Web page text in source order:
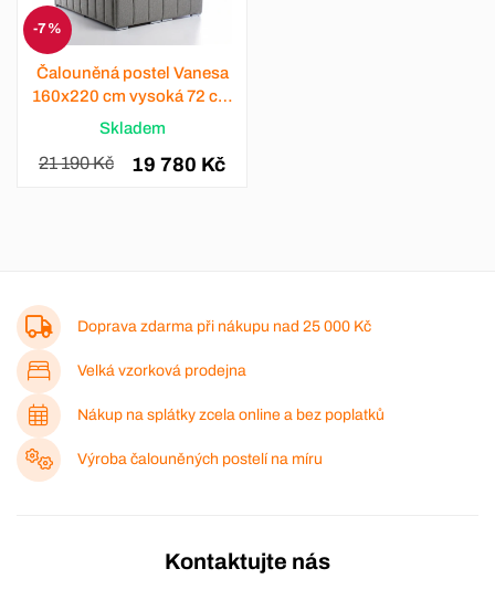
-7 %
Čalouněná postel Vanesa
160x220 cm vysoká 72 cm
- světlešedá
Skladem
21 190 Kč 19 780 Kč
Doprava zdarma při nákupu nad 25 000 Kč
Velká vzorková prodejna
Nákup na splátky zcela online a bez poplatků
Výroba čalouněných postelí na míru
Kontaktujte nás